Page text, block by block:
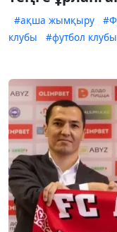
#ақша жымқыру
клубы
#футбол клубы